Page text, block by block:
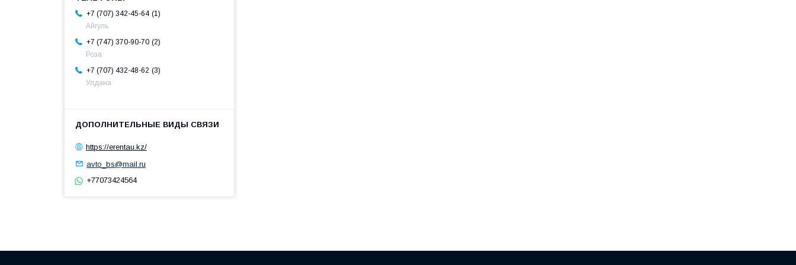
+7 (707) 342-45-64 1
Айгуль
+7 (747) 370-90-70 2
Роза
+7 (707) 432-48-62
3
Улдана
https://erentau.kz/
avto_bs@mail.ru
+77073424564